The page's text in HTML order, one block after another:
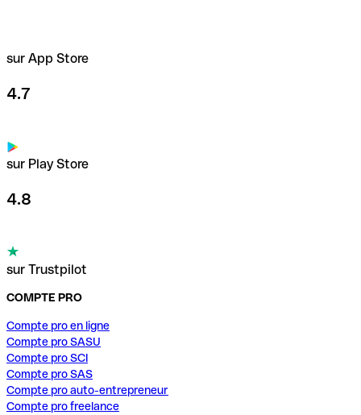
sur App Store
4.7
sur Play Store
4.8
sur Trustpilot
COMPTE PRO
Compte pro en ligne
Compte pro SASU
Compte pro SCI
Compte pro SAS
Compte pro auto-entrepreneur
Compte pro freelance